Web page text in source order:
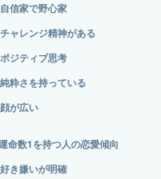
自信家で野心家
チャレンジ精神がある
ポジティブ思考
純粋さを持っている
顔が広い
命数1を持つ人の恋愛傾向
好き嫌いが明確